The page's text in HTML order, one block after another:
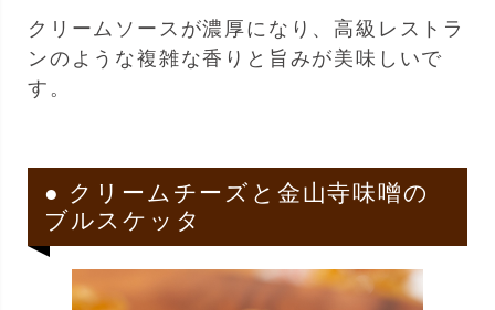
クリームソースが濃厚になり、高級レストラ
ンのような複雑な香りと旨みが美味しいで
す。
● クリームチーズと金山寺味噌の
ブルスケッタ